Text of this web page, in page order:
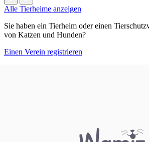
Alle Tierheime anzeigen
Sie haben ein Tierheim oder einen
von Katzen und Hunden?
Einen Verein registrieren